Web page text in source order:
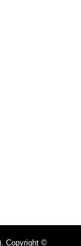
Copyright ©